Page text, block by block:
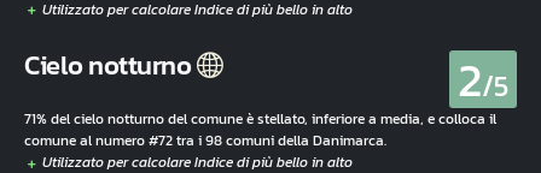
Cielo notturno 2/5
71% del cielo notturno del comune è stellato, inferiore a media, e colloca il
comune al numero #72 tra i 98 comuni della Danimarca.